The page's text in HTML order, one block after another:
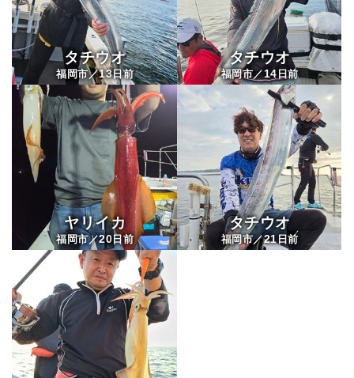
タチウオ
福岡市／13日前
タチウオ
福岡市／14日前
ヤリイカ
福岡市／20日前
タチウオ
福岡市／21 日前